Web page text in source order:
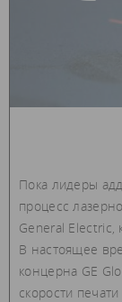
Пока лидеры
процесс
General Electric,
В настоящее
концерна GE
скорости